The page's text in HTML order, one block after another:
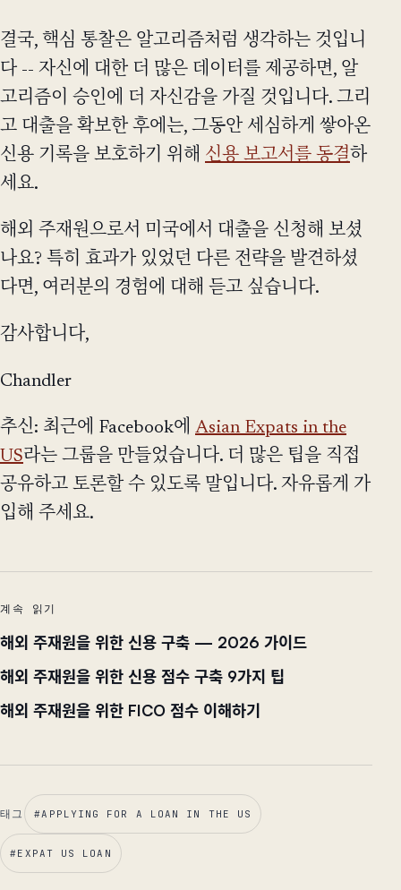
결국, 핵심 통찰은 알고리즘처럼 생각하는 것입니
다 -- 자신에 대한 더 많은 데이터를 제공하면, 알
고리즘이 승인에 더 자신감을 가질 것입니다. 그리
고 대출을 확보한 후에는, 그동안 세심하게 쌓아온
신용 기록을 보호하기 위해 신용 보고서를 동결하
세요.
해외 주재원으로서 미국에서 대출을 신청해 보셨
나요? 특히 효과가 있었던 다른 전략을 발견하셨
다면, 여러분의 경험에 대해 듣고 싶습니다.
감사합니다,
Chandler
추신: 최근에 Facebook에 Asian Expats in the
US라는 그룹을 만들었습니다. 더 많은 팁을 직접
공유하고 토론할 수 있도록 말입니다. 자유롭게 가
입해 주세요.
계속 읽기
해외 주재원을 위한 신용 구축 — 2026 가이드
해외 주재원을 위한 신용 점수 구축 9가지 팁
해외 주재원을 위한 FICO 점수 이해하기
태그 #APPLYING FOR A LOAN IN THE US
#EXPAT US LOAN